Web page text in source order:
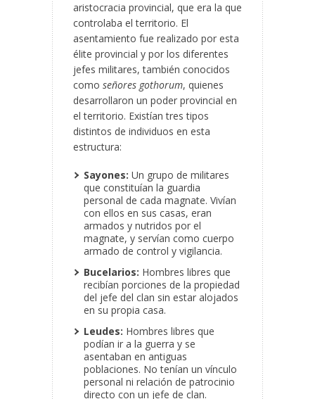
aristocracia provincial, que era la que
controlaba el territorio. El
asentamiento fue realizado por esta
élite provincial y por los diferentes
jefes militares, también conocidos
como señores gothorum, quienes
desarrollaron un poder provincial en
el territorio. Existían tres tipos
distintos de individuos en esta
estructura:
Sayones: Un grupo de militares
que constituían la guardia
personal de cada magnate. Vivían
con ellos en sus casas, eran
armados y nutridos por el
magnate, y servían como cuerpo
armado de control y vigilancia.
Bucelarios: Hombres libres que
recibían porciones de la propiedad
del jefe del clan sin estar alojados
en su propia casa.
Leudes: Hombres libres que
podían ir a la guerra y se
asentaban en antiguas
poblaciones. No tenían un vínculo
personal ni relación de patrocinio
directo con un jefe de clan.